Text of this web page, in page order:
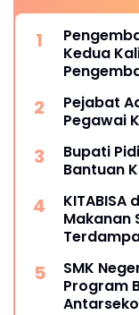
Kedua
Pejabat
Pegawai
Bupati
Bantuan
KITABISA
Makanan
SMK
Program